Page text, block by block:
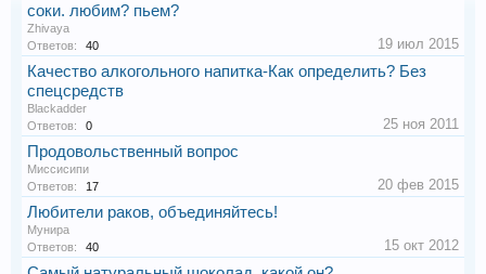
соки. любим? пьем?
Zhivaya
Ответов:
40 19 июл 2015
Качество алкогольного напитка-Как определить? Без
спецсредств
Blackadder
Ответов:
0 25 ноя 2011
Продовольственный вопрос
Миссисипи
Ответов:
17 20 фев 2015
Любители раков, объединяйтесь!
Мунира
Ответов:
40 15 окт 2012